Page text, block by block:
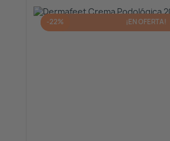
¡EN OFERTA!
-22%